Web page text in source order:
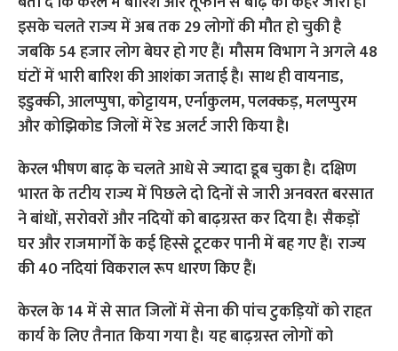
इसके चलते राज्य में अब तक 29 लोगों की मौत हो चुकी है
जबकि 54 हजार लोग बेघर हो गए हैं। मौसम विभाग ने अगले 48
घंटों में भारी बारिश की आशंका जताई है। साथ ही वायनाड,
इडुक्की, आलप्पुषा, कोट्टायम, एर्नाकुलम, पलक्कड़, मलप्पुरम
और कोझिकोड जिलों में रेड अलर्ट जारी किया है।
केरल भीषण बाढ़ के चलते आधे से ज्यादा डूब चुका है। दक्षिण
भारत के तटीय राज्य में पिछले दो दिनों से जारी अनवरत बरसात
ने बांधों, सरोवरों और नदियों को बाढ़ग्रस्त कर दिया है। सैकड़ों
घर और राजमार्गों के कई हिस्से टूटकर पानी में बह गए हैं। राज्य
की 40 नदियां विकराल रूप धारण किए हैं।
केरल के 14 में से सात जिलों में सेना की पांच टुकड़ियों को राहत
कार्य के लिए तैनात किया गया है। यह बाढ़ग्रस्त लोगों को